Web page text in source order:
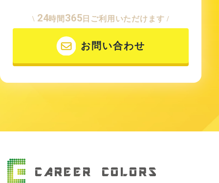
\ 24時間 365 日ご利用いただけます /
お問い合わせ